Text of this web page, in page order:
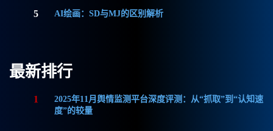
5 AI绘画：SD与MJ的区别解析
最新排行
1
2025年11月舆情监测平台深度评测：从“抓取”到“认知速
度”的较量